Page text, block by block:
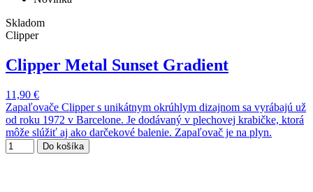
Skladom
Clipper
Clipper Metal Sunset Gradient
11,90 €
Zapaľovače Clipper s unikátnym okrúhlym dizajnom sa vyrábajú už
od roku 1972 v Barcelone. Je dodávaný v plechovej krabičke, ktorá
môže slúžiť aj ako darčekové balenie. Zapaľovač je na plyn.
Do košíka